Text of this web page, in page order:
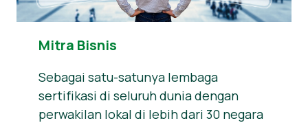
Mitra Bisnis
Sebagai satu-satunya lembaga
sertifikasi di seluruh dunia dengan
perwakilan lokal di lebih dari 30 negara